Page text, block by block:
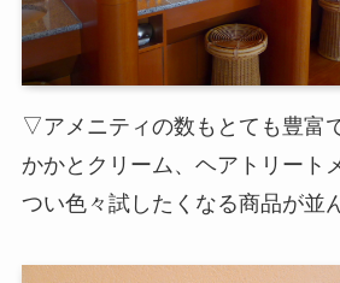
▽アメニティの数もとても豊富
かかとクリーム、ヘアトリート
つい色々試したくなる商品が並